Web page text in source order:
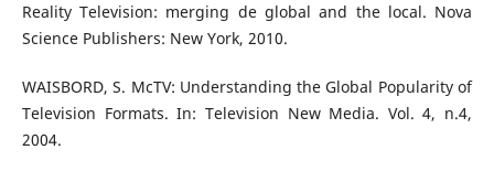
Reality Television: merging de global and the local. Nova
Science Publishers: New York, 2010.
WAISBORD, S. McTV: Understanding the Global Popularity of
Television Formats. In: Television New Media. Vol. 4, n.4,
2004.